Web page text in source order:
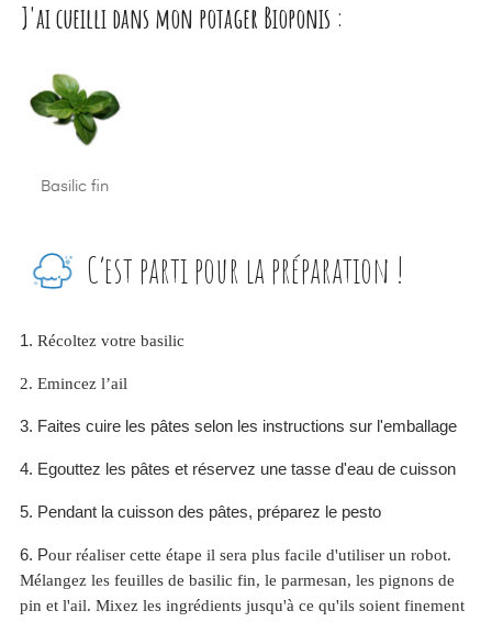
J'ai cueilli dans mon potager Bioponis :
Basilic fin
C’est parti pour la préparation !
1. Récoltez votre basilic
2. Emincez l’ail
3. Faites cuire les pâtes selon les instructions sur l'emballage
4. Egouttez les pâtes et réservez une tasse d'eau de cuisson
5. Pendant la cuisson des pâtes, préparez le pesto
6. Pour réaliser cette étape il sera plus facile d'utiliser un robot.
Mélangez les feuilles de basilic fin, le parmesan, les pignons de
pin et l'ail. Mixez les ingrédients jusqu'à ce qu'ils soient finement